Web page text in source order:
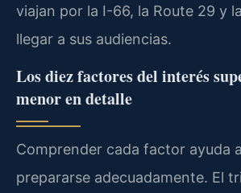
viajan por la I-66, la Route 29 y
llegar a sus audiencias.
Los diez factores del interés
menor en detalle
Comprender cada factor ayuda
prepararse adecuadamente. El